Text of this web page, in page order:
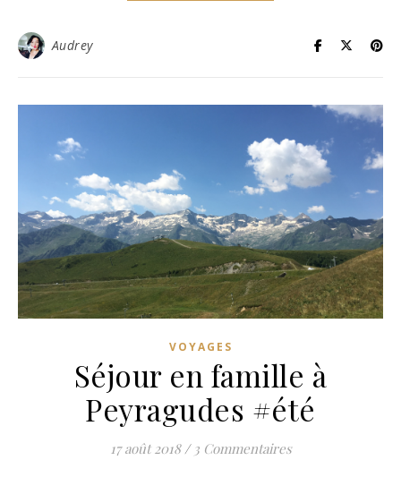
Audrey
VOYAGES
Séjour en famille à
Peyragudes #été
17 août 2018 / 3 Commentaires